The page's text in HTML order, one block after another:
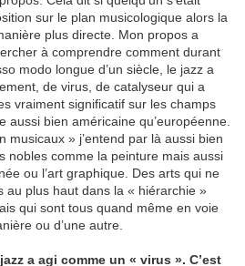
sur le plan musicologique alors la
plus directe. Mon propos a
à comprendre comment durant
modo longue d’un siècle, le jazz a
de virus, de catalyseur qui a
vraiment significatif sur les champs
aussi bien américaine qu’européenne.
musicaux » j’entend par là aussi bien
nobles comme la peinture mais aussi
ou l’art graphique. Des arts qui ne
au plus haut dans la « hiérarchie »
qui sont tous quand même en voie
ou d’une autre.
a agi comme un « virus ». C’est